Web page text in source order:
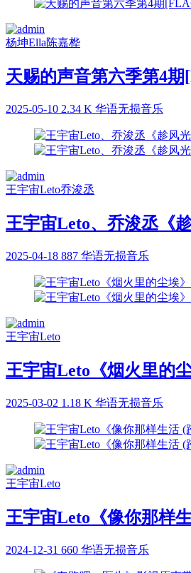
杨坤Ella陈嘉桦
天赐的声音第六季第4
2025-05-10 2.34 K 华语无损音乐
王宇宙Leto乔浚丞
王宇宙Leto、乔浚丞《
2025-04-18 887 华语无损音乐
王宇宙Leto
王宇宙Leto《烟火里的
2025-03-02 1.18 K 华语无损音乐
王宇宙Leto
王宇宙Leto《像你那样
2024-12-31 660 华语无损音乐